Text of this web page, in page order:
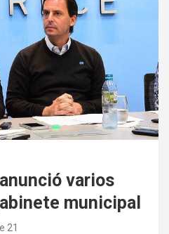
varios
municipal
21